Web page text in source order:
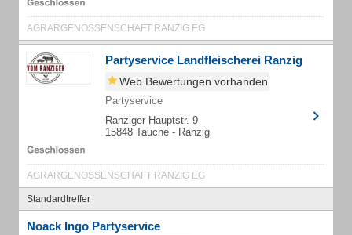
AGRARGENOSSENSCHAFT RANZIG EG
Partyservice Landfleischerei Ranzig
Web Bewertungen vorhanden
Partyservice
Ranziger Hauptstr. 9
15848 Tauche - Ranzig
AGRARGENOSSENSCHAFT RANZIG EG
Standardtreffer
Noack Ingo Partyservice